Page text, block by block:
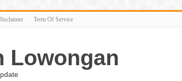
Term Of Service
Lowongan